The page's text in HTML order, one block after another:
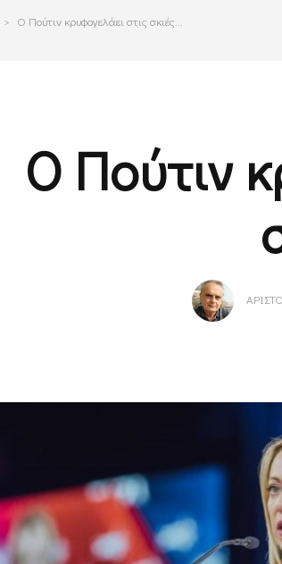
> Ο Πούτιν κρυφογελάει στις σκιές...
Ο Πούτιν